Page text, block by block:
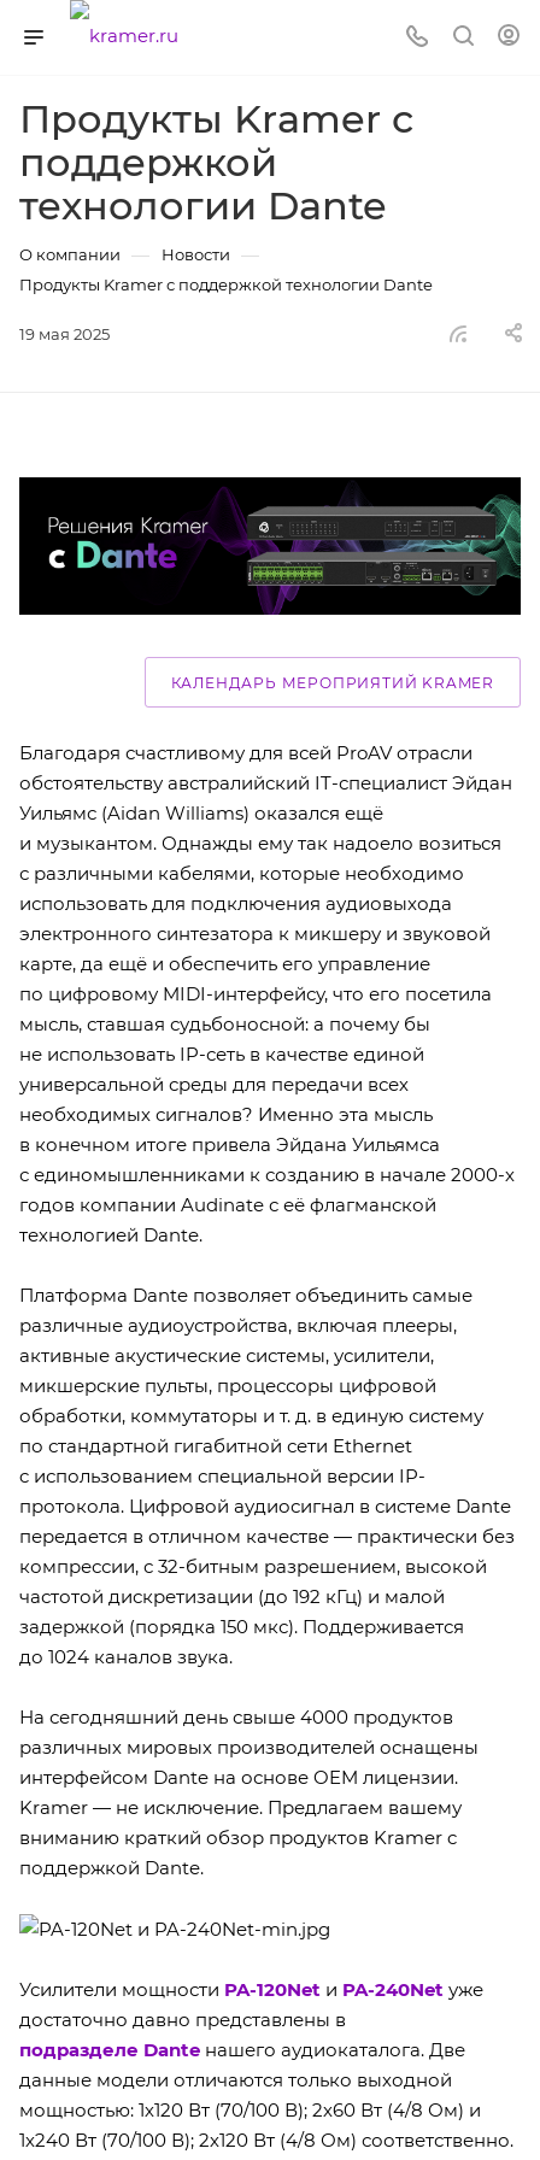
Продукты Kramer с
поддержкой
технологии Dante
О компании — Новости —
Продукты Kramer с поддержкой технологии Dante
19 мая 2025
КАЛЕНДАРЬ МЕРОПРИЯТИЙ KRAMER
Благодаря счастливому для всей ProAV отрасли
обстоятельству австралийский IT-специалист Эйдан
Уильямс (Aidan Williams) оказался ещё
и музыкантом. Однажды ему так надоело возиться
с различными кабелями, которые необходимо
использовать для подключения аудиовыхода
электронного синтезатора к микшеру и звуковой
карте, да ещё и обеспечить его управление
по цифровому MIDI-интерфейсу, что его посетила
мысль, ставшая судьбоносной: а почему бы
не использовать IP-сеть в качестве единой
универсальной среды для передачи всех
необходимых сигналов? Именно эта мысль
в конечном итоге привела Эйдана Уильямса
с единомышленниками к созданию в начале 2000-х
годов компании Audinate с её флагманской
технологией Dante.
Платформа Dante позволяет объединить самые
различные аудиоустройства, включая плееры,
активные акустические системы, усилители,
микшерские пульты, процессоры цифровой
обработки, коммутаторы и т. д. в единую систему
по стандартной гигабитной сети Ethernet
c использованием специальной версии IP-
протокола. Цифровой аудиосигнал в системе Dante
передается в отличном качестве — практически без
компрессии, с 32-битным разрешением, высокой
частотой дискретизации (до 192 кГц) и малой
задержкой (порядка 150 мкс). Поддерживается
до 1024 каналов звука.
На сегодняшний день свыше 4000 продуктов
различных мировых производителей оснащены
интерфейсом Dante на основе OEM лицензии.
Kramer — не исключение. Предлагаем вашему
вниманию краткий обзор продуктов Kramer c
поддержкой Dante.
Усилители мощности PA-120Net и PA-240Net уже
достаточно давно представлены в
подразделе Dante нашего аудиокаталога. Две
данные модели отличаются только выходной
мощностью: 1х120 Вт (70/100 В); 2х60 Вт (4/8 Ом) и
1х240 Вт (70/100 В); 2х120 Вт (4/8 Ом) соответственно.